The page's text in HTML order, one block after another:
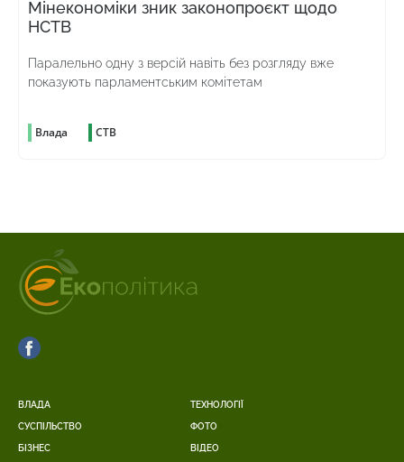
Мінекономіки зник законопроєкт щодо
НСТВ
Паралельно одну з версій навіть без розгляду вже
показують парламентським комітетам
Влада СТВ
ВЛАДА
СУСПІЛЬСТВО
БІЗНЕС
ТЕХНОЛОГІЇ
ФОТО
ВІДЕО